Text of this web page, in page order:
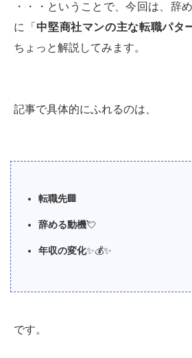
・・・ということで、今回は、辞
に「 中堅商社マンの主な転職パタ
ちょっと解説してみます。
記事で具体的にふれるのは、
転職先🏢
辞める動機💘
年収の変化✨💰✨
です。